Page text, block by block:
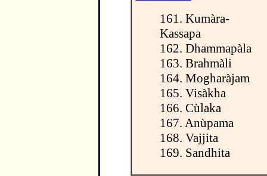
161. Kumàra-
Kassapa
162. Dhammapàla
163. Brahmàli
164. Mogharàjam
165. Visàkha
166. Cùlaka
167. Anùpama
168. Vajjita
169. Sandhita